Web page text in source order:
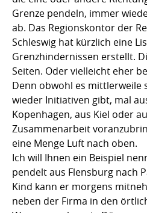
Grenze pendeln, immer
ab. Das Regionskontor der
Schleswig hat kürzlich eine
Grenzhindernissen erstellt.
Seiten. Oder vielleicht eher
Denn obwohl es mittlerweile
wieder Initiativen gibt, mal
Kopenhagen, aus Kiel oder
Zusammenarbeit
eine Menge Luft nach oben.
Ich will Ihnen ein Beispiel
pendelt aus Flensburg nach
Kind kann er morgens
neben der Firma in den